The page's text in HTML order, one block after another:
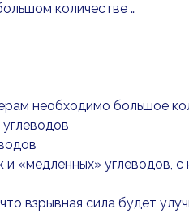
количестве …
необходимо большое
и «медленных» углеводов,
взрывная сила будет